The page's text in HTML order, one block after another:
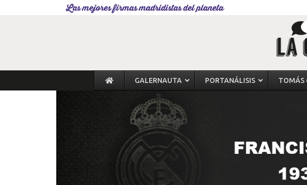
Las mejores firmas madridistas del planeta
GALERNAUTA PORTANÁLISIS TOMÁS